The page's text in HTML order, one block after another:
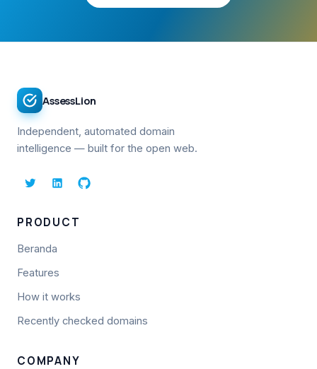
AssessLion
Independent, automated domain
intelligence — built for the open web.
PRODUCT
Beranda
Features
How it works
Recently checked domains
COMPANY